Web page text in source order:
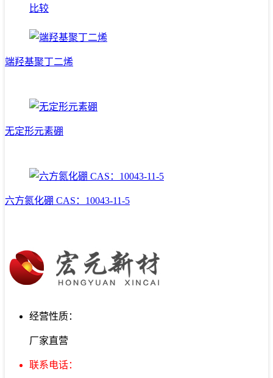
比较
端羟基聚丁二烯
无定形元素硼
六方氮化硼 CAS：10043-11-5
经营性质：
厂家直营
联系电话：